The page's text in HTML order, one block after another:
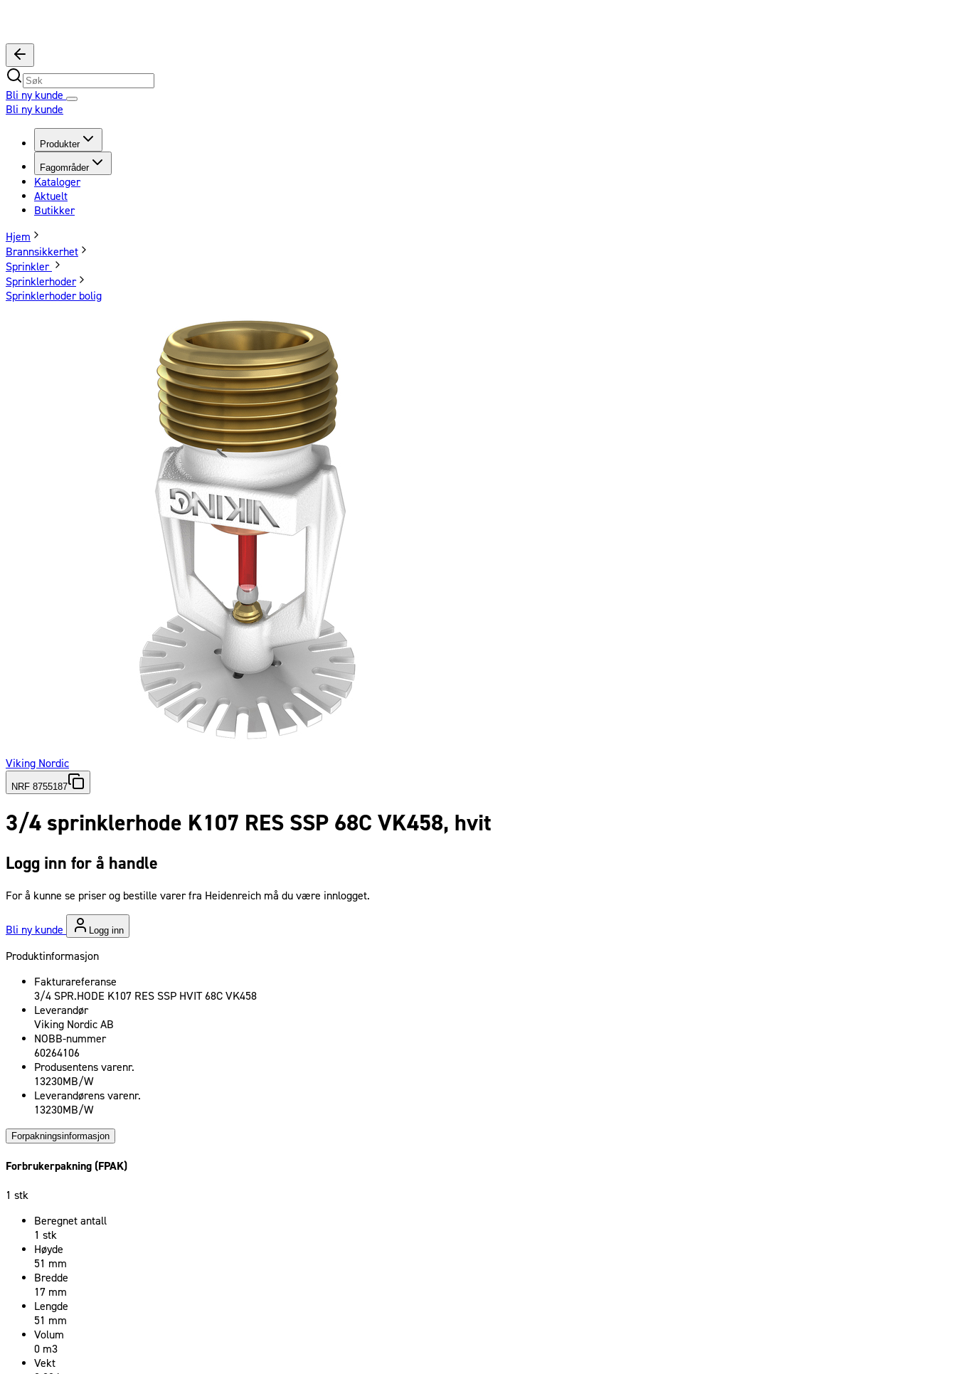
Bli ny kunde
Bli ny kunde
Produkter
Fagområder
Kataloger
Aktuelt
Butikker
Hjem
Brannsikkerhet
Sprinkler
Sprinklerhoder
Sprinklerhoder bolig
Viking Nordic
NRF 8755187
3/4 sprinklerhode K107 RES SSP 68C VK458, hvit
Logg inn for å handle
For å kunne se priser og bestille varer fra Heidenreich må du være innlogget.
Bli ny kunde Logg inn
Produktinformasjon
Fakturareferanse
3/4 SPR.HODE K107 RES SSP HVIT 68C VK458
Leverandør
Viking Nordic AB
NOBB-nummer
60264106
Produsentens varenr.
13230MB/W
Leverandørens varenr.
13230MB/W
Forpakningsinformasjon
Forbrukerpakning (FPAK)
1 stk
Beregnet antall
1 stk
Høyde
51 mm
Bredde
17 mm
Lengde
51 mm
Volum
0 m3
Vekt